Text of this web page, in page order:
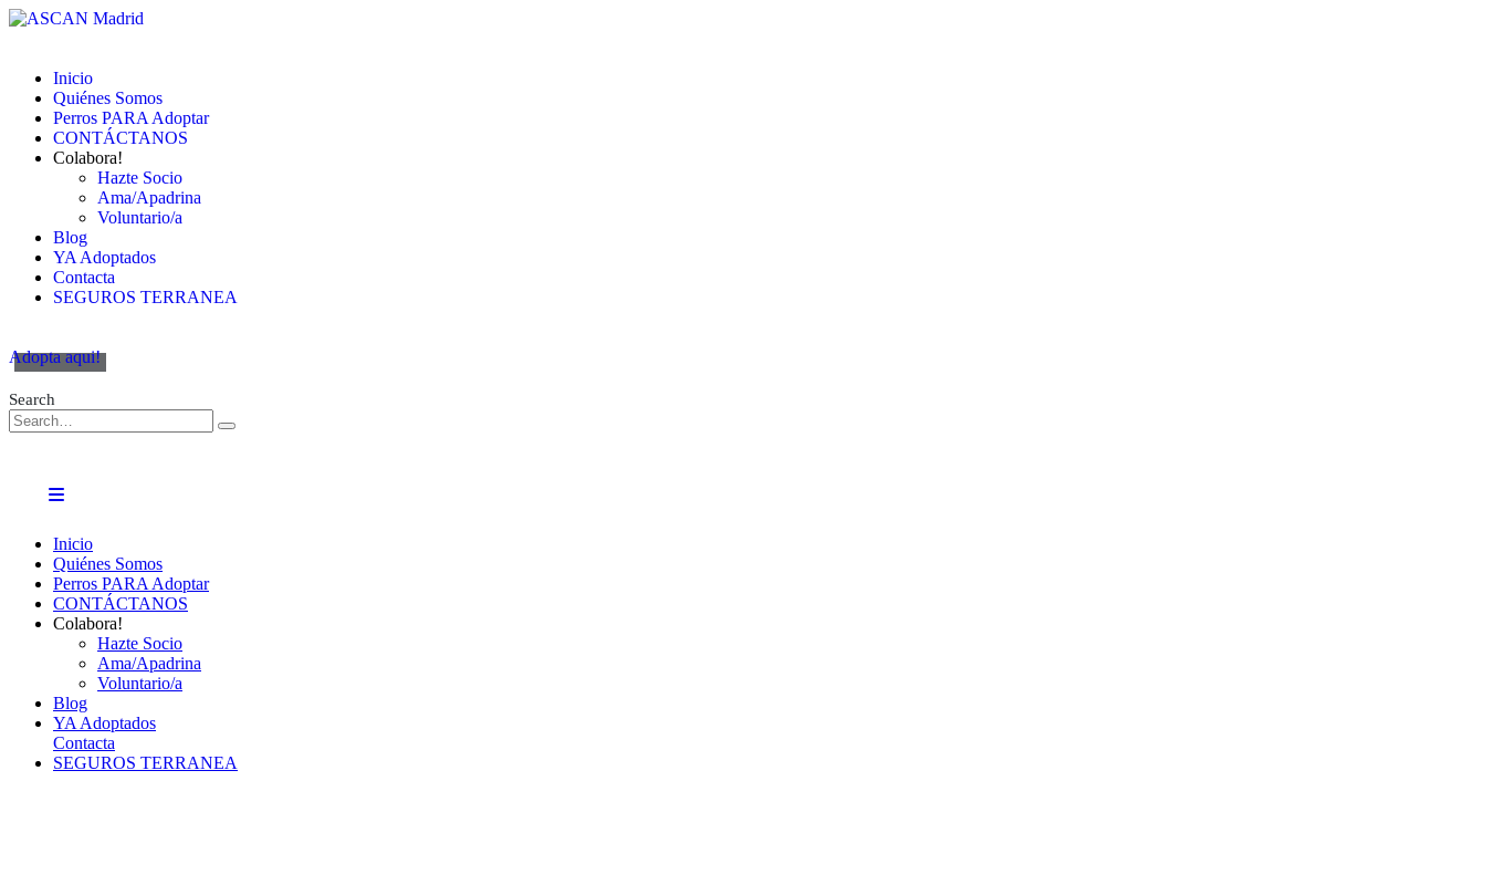
Inicio
Quiénes Somos
Perros PARA Adoptar
CONTÁCTANOS
Colabora!
Hazte Socio
Ama/Apadrina
Voluntario/a
Blog
YA Adoptados
Contacta
SEGUROS TERRANEA
Adopta aqui!
Search
Inicio
Quiénes Somos
Perros PARA Adoptar
CONTÁCTANOS
Colabora!
Hazte Socio
Ama/Apadrina
Voluntario/a
Blog
YA Adoptados
Contacta
SEGUROS TERRANEA